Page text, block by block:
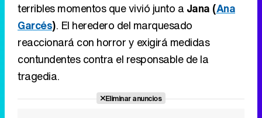
terribles momentos que vivió junto a Jana (Ana
Garcés). El heredero del marquesado
reaccionará con horror y exigirá medidas
contundentes contra el responsable de la
tragedia.
Eliminar anuncios